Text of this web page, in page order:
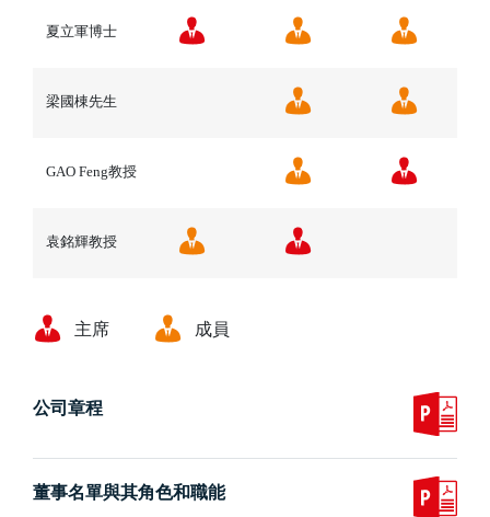
夏立軍博士
梁國棟先生
GAO Feng教授
袁銘輝教授
主席 成員
公司章程
董事名單與其角色和職能